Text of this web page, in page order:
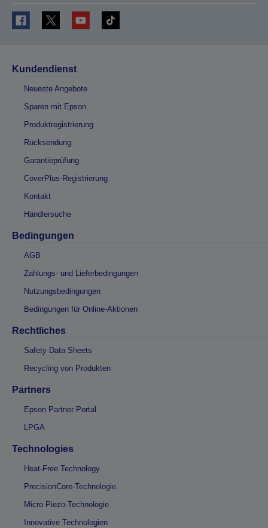
Kundendienst
Neueste Angebote
Sparen mit Epson
Produktregistrierung
Rücksendung
Garantieprüfung
CoverPlus-Registrierung
Kontakt
Händlersuche
Bedingungen
AGB
Zahlungs- und Lieferbedingungen
Nutzungsbedingungen
Bedingungen für Online-Aktionen
Rechtliches
Safety Data Sheets
Recycling von Produkten
Partners
Epson Partner Portal
LPGA
Technologies
Heat-Free Technology
PrecisionCore-Technologie
Micro Piezo-Technologie
Innovative Technologien